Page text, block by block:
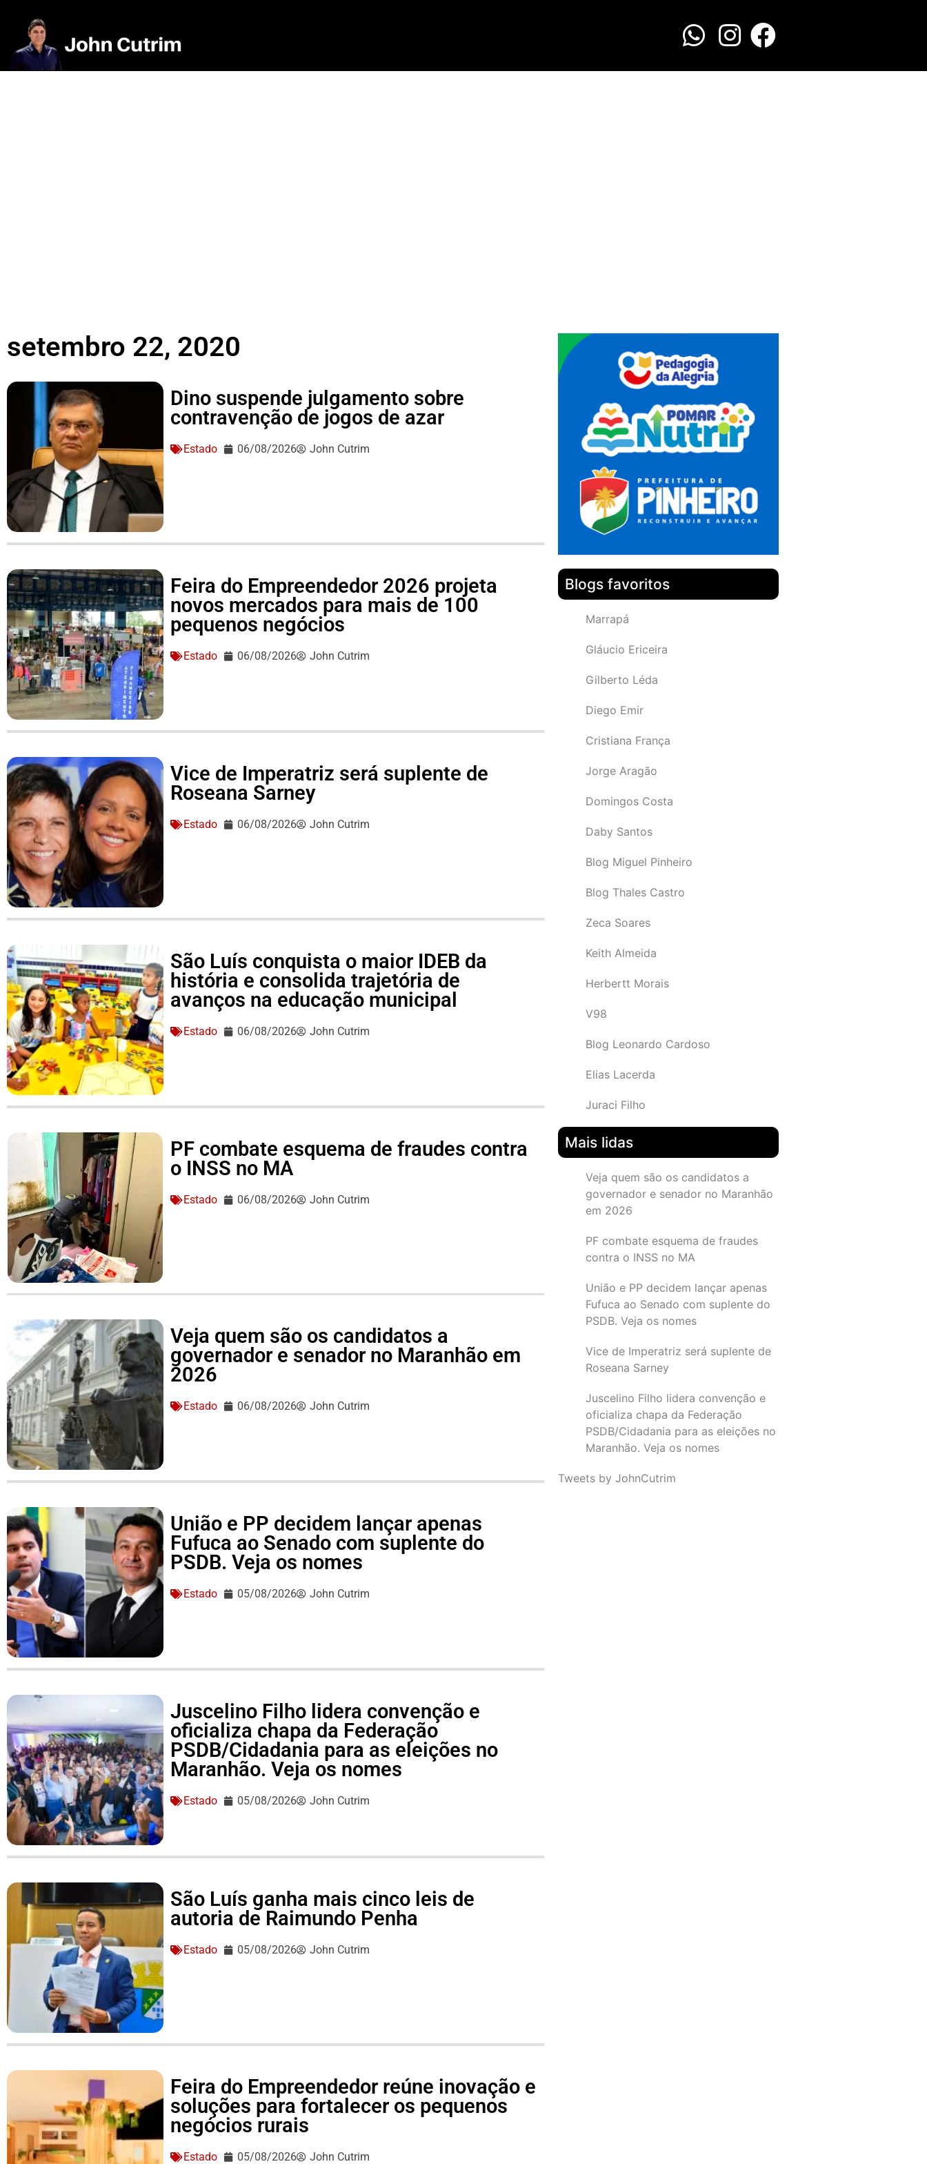
setembro 22, 2020
Dino suspende julgamento sobre
contravenção de jogos de azar
Estado 06/08/2026 John Cutrim
Feira do Empreendedor 2026 projeta
novos mercados para mais de 100
pequenos negócios
Estado 06/08/2026 John Cutrim
Vice de Imperatriz será suplente de
Roseana Sarney
Estado 06/08/2026 John Cutrim
São Luís conquista o maior IDEB da
história e consolida trajetória de
avanços na educação municipal
Estado 06/08/2026 John Cutrim
PF combate esquema de fraudes contra
o INSS no MA
Estado 06/08/2026 John Cutrim
Veja quem são os candidatos a
governador e senador no Maranhão em
2026
Estado 06/08/2026 John Cutrim
União e PP decidem lançar apenas
Fufuca ao Senado com suplente do
PSDB. Veja os nomes
Estado 05/08/2026 John Cutrim
Juscelino Filho lidera convenção e
oficializa chapa da Federação
PSDB/Cidadania para as eleições no
Maranhão. Veja os nomes
Estado 05/08/2026 John Cutrim
São Luís ganha mais cinco leis de
autoria de Raimundo Penha
Estado 05/08/2026 John Cutrim
Feira do Empreendedor reúne inovação e
soluções para fortalecer os pequenos
negócios rurais
Estado 05/08/2026 John Cutrim
Blogs favoritos
Marrapá
Gláucio Ericeira
Gilberto Léda
Diego Emir
Cristiana França
Jorge Aragão
Domingos Costa
Daby Santos
Blog Miguel Pinheiro
Blog Thales Castro
Zeca Soares
Keith Almeida
Herbertt Morais
V98
Blog Leonardo Cardoso
Elias Lacerda
Juraci Filho
Mais lidas
Veja quem são os candidatos a
governador e senador no Maranhão
em 2026
PF combate esquema de fraudes
contra o INSS no MA
União e PP decidem lançar apenas
Fufuca ao Senado com suplente do
PSDB. Veja os nomes
Vice de Imperatriz será suplente de
Roseana Sarney
Juscelino Filho lidera convenção e
oficializa chapa da Federação
PSDB/Cidadania para as eleições no
Maranhão. Veja os nomes
Tweets by JohnCutrim